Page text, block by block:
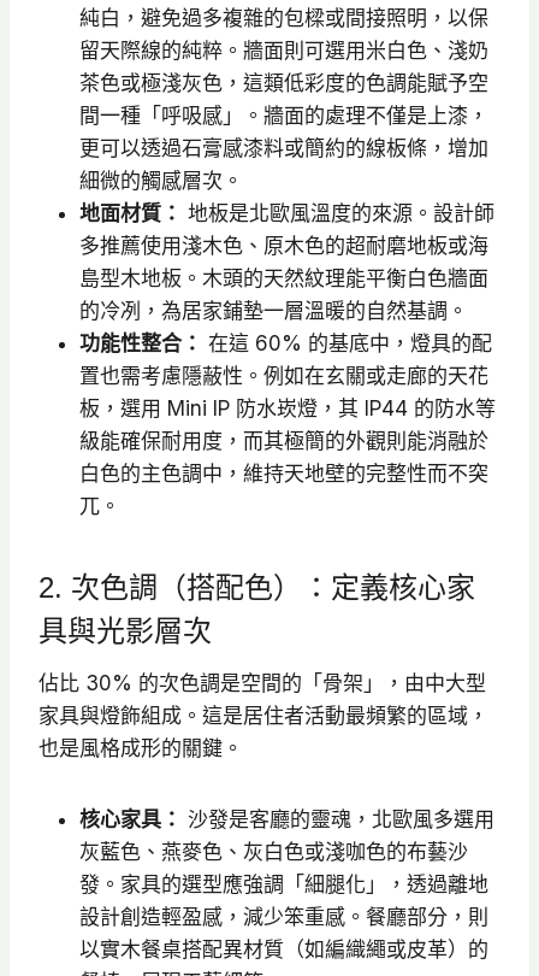
純白，避免過多複雜的包樑或間接照明，以保
留天際線的純粹。牆面則可選用米白色、淺奶
茶色或極淺灰色，這類低彩度的色調能賦予空
間一種「呼吸感」。牆面的處理不僅是上漆，
更可以透過石膏感漆料或簡約的線板條，增加
細微的觸感層次。
地面材質： 地板是北歐風溫度的來源。設計師
多推薦使用淺木色、原木色的超耐磨地板或海
島型木地板。木頭的天然紋理能平衡白色牆面
的冷冽，為居家鋪墊一層溫暖的自然基調。
功能性整合： 在這 60% 的基底中，燈具的配
置也需考慮隱蔽性。例如在玄關或走廊的天花
板，選用 Mini IP 防水崁燈，其 IP44 的防水等
級能確保耐用度，而其極簡的外觀則能消融於
白色的主色調中，維持天地壁的完整性而不突
兀。
2. 次色調（搭配色）：定義核心家
具與光影層次
佔比 30% 的次色調是空間的「骨架」，由中大型
家具與燈飾組成。這是居住者活動最頻繁的區域，
也是風格成形的關鍵。
核心家具： 沙發是客廳的靈魂，北歐風多選用
灰藍色、燕麥色、灰白色或淺咖色的布藝沙
發。家具的選型應強調「細腿化」，透過離地
設計創造輕盈感，減少笨重感。餐廳部分，則
以實木餐桌搭配異材質（如編織繩或皮革）的